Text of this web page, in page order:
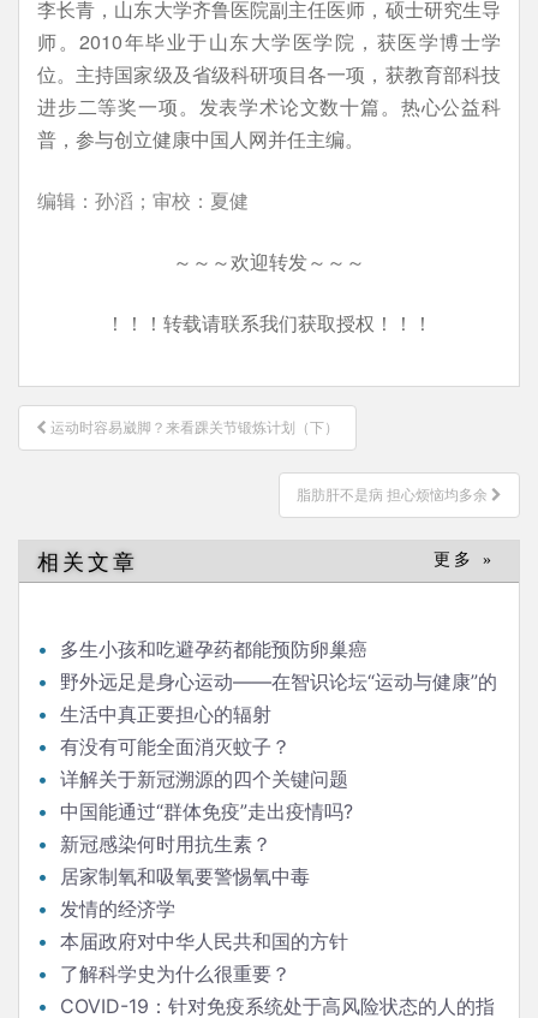
李长青，山东大学齐鲁医院副主任医师，硕士研究生导
师。2010年毕业于山东大学医学院，获医学博士学
位。主持国家级及省级科研项目各一项，获教育部科技
进步二等奖一项。发表学术论文数十篇。热心公益科
普，参与创立健康中国人网并任主编。
编辑：孙滔；审校：夏健
～～～欢迎转发～～～
！！！转载请联系我们获取授权！！！
文
章
运动时容易崴脚？来看踝关节锻炼计划（下）
脂肪肝不是病 担心烦恼均多余
相关文章 更多 »
多生小孩和吃避孕药都能预防卵巢癌
野外远足是身心运动——在智识论坛“运动与健康”的
发言生活中真正要担心的辐射
有没有可能全面消灭蚊子？
详解关于新冠溯源的四个关键问题
中国能通过“群体免疫”走出疫情吗?
新冠感染何时用抗生素？
居家制氧和吸氧要警惕氧中毒
发情的经济学
本届政府对中华人民共和国的方针
了解科学史为什么很重要？
COVID-19：针对免疫系统处于高风险状态的人的指